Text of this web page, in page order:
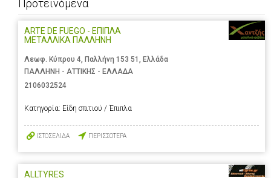
Προτεινόμενα
ARTE DE FUEGO - ΕΠΙΠΛΑ
ΜΕΤΑΛΛΙΚΑ ΠΑΛΛΗΝΗ
Λεωφ. Κύπρου 4, Παλλήνη 153 51, Ελλάδα
ΠΑΛΛΗΝΗ - ΑΤΤΙΚΗΣ - ΕΛΛΑΔΑ
2106032524
Κατηγορία: Είδη σπιτιού / Έπιπλα
ΙΣΤΟΣΕΛΙΔΑ ΠΕΡΙΣΣΟΤΕΡΑ
ALLTYRES